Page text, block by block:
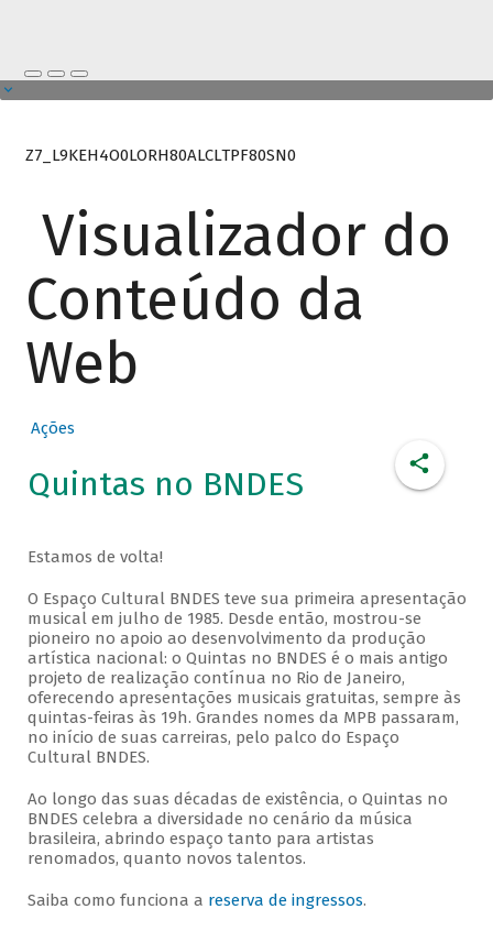
Z7_L9KEH4O0LORH80ALCLTPF80SN0
Visualizador do
Conteúdo da
Web
Ações
Quintas no BNDES
Estamos de volta!
O Espaço Cultural BNDES teve sua primeira apresentação
musical em julho de 1985. Desde então, mostrou-se
pioneiro no apoio ao desenvolvimento da produção
artística nacional: o Quintas no BNDES é o mais antigo
projeto de realização contínua no Rio de Janeiro,
oferecendo apresentações musicais gratuitas, sempre às
quintas-feiras às 19h. Grandes nomes da MPB passaram,
no início de suas carreiras, pelo palco do Espaço
Cultural BNDES.
Ao longo das suas décadas de existência, o Quintas no
BNDES celebra a diversidade no cenário da música
brasileira, abrindo espaço tanto para artistas
renomados, quanto novos talentos.
Saiba como funciona a reserva de ingressos.